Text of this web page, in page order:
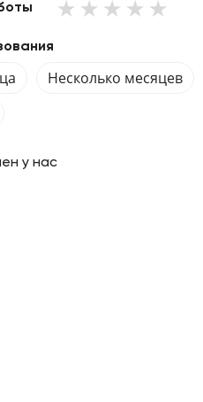
Несколько месяцев
у нас